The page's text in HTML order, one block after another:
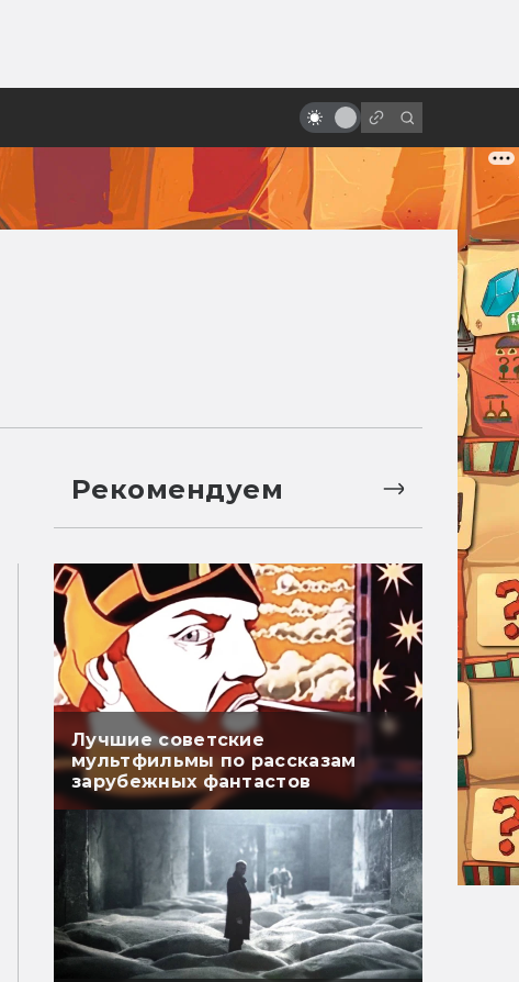
Сатана и Эминем
Рекомендуем
Лучшие советские
мультфильмы по рассказам
зарубежных фантастов